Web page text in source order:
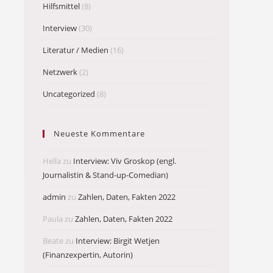
Hilfsmittel(8)
Interview(30)
Literatur / Medien (16)
Netzwerk(2)
Uncategorized (8)
Neueste Kommentare
Hella zu Interview: Viv Groskop (engl.
Journalistin & Stand-up-Comedian)
admin zu Zahlen, Daten, Fakten 2022
Paula zu Zahlen, Daten, Fakten 2022
Beatezu Interview: Birgit Wetjen
(Finanzexpertin, Autorin)